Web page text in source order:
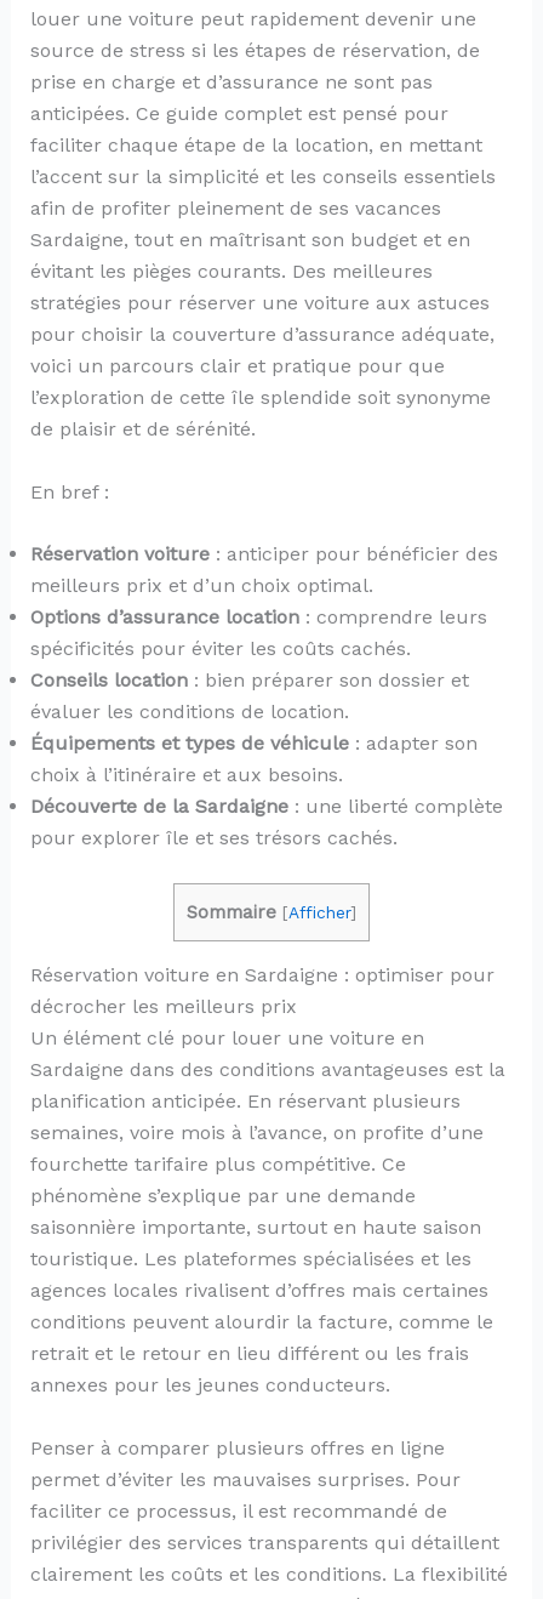
louer une voiture peut rapidement devenir une
source de stress si les étapes de réservation, de
prise en charge et d’assurance ne sont pas
anticipées. Ce guide complet est pensé pour
faciliter chaque étape de la location, en mettant
l’accent sur la simplicité et les conseils essentiels
afin de profiter pleinement de ses vacances
Sardaigne, tout en maîtrisant son budget et en
évitant les pièges courants. Des meilleures
stratégies pour réserver une voiture aux astuces
pour choisir la couverture d’assurance adéquate,
voici un parcours clair et pratique pour que
l’exploration de cette île splendide soit synonyme
de plaisir et de sérénité.
En bref :
Réservation voiture: anticiper pour bénéficier des
meilleurs prix et d’un choix optimal.
Options d’assurance location: comprendre leurs
spécificités pour éviter les coûts cachés.
Conseils location: bien préparer son dossier et
évaluer les conditions de location.
Équipements et types de véhicule: adapter son
choix à l’itinéraire et aux besoins.
Découverte de la Sardaigne: une liberté complète
pour explorer île et ses trésors cachés.
Sommaire [Afficher]
Réservation voiture en Sardaigne : optimiser pour
décrocher les meilleurs prix
Un élément clé pour louer une voiture en
Sardaigne dans des conditions avantageuses est la
planification anticipée. En réservant plusieurs
semaines, voire mois à l’avance, on profite d’une
fourchette tarifaire plus compétitive. Ce
phénomène s’explique par une demande
saisonnière importante, surtout en haute saison
touristique. Les plateformes spécialisées et les
agences locales rivalisent d’offres mais certaines
conditions peuvent alourdir la facture, comme le
retrait et le retour en lieu différent ou les frais
annexes pour les jeunes conducteurs.
Penser à comparer plusieurs offres en ligne
permet d’éviter les mauvaises surprises. Pour
faciliter ce processus, il est recommandé de
privilégier des services transparents qui détaillent
clairement les coûts et les conditions. La flexibilité